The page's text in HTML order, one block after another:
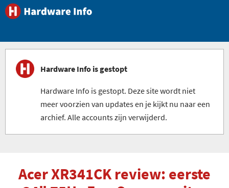
Hardware Info is gestopt
Hardware Info is gestopt. Deze site wordt niet
meer voorzien van updates en je kijkt nu naar een
archief. Alle accounts zijn verwijderd.
Acer XR341CK review: eerste